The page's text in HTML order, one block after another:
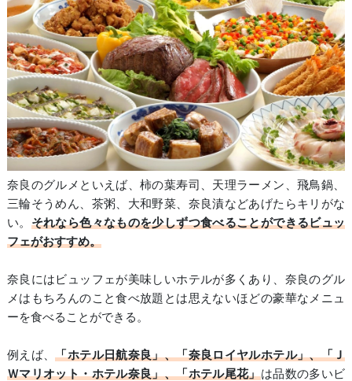
奈良のグルメといえば、柿の葉寿司、天理ラーメン、飛鳥鍋、
三輪そうめん、茶粥、大和野菜、奈良漬などあげたらキリがな
い。 それなら色々なものを少しずつ食べることができるビュッ
フェがおすすめ。
奈良にはビュッフェが美味しいホテルが多くあり、奈良のグル
メはもちろんのこと食べ放題とは思えないほどの豪華なメニュ
ーを食べることができる。
例えば、「ホテル日航奈良」、「奈良ロイヤルホテル」、「Ｊ
Ｗマリオット・ホテル奈良」、「ホテル尾花」は品数の多いビ